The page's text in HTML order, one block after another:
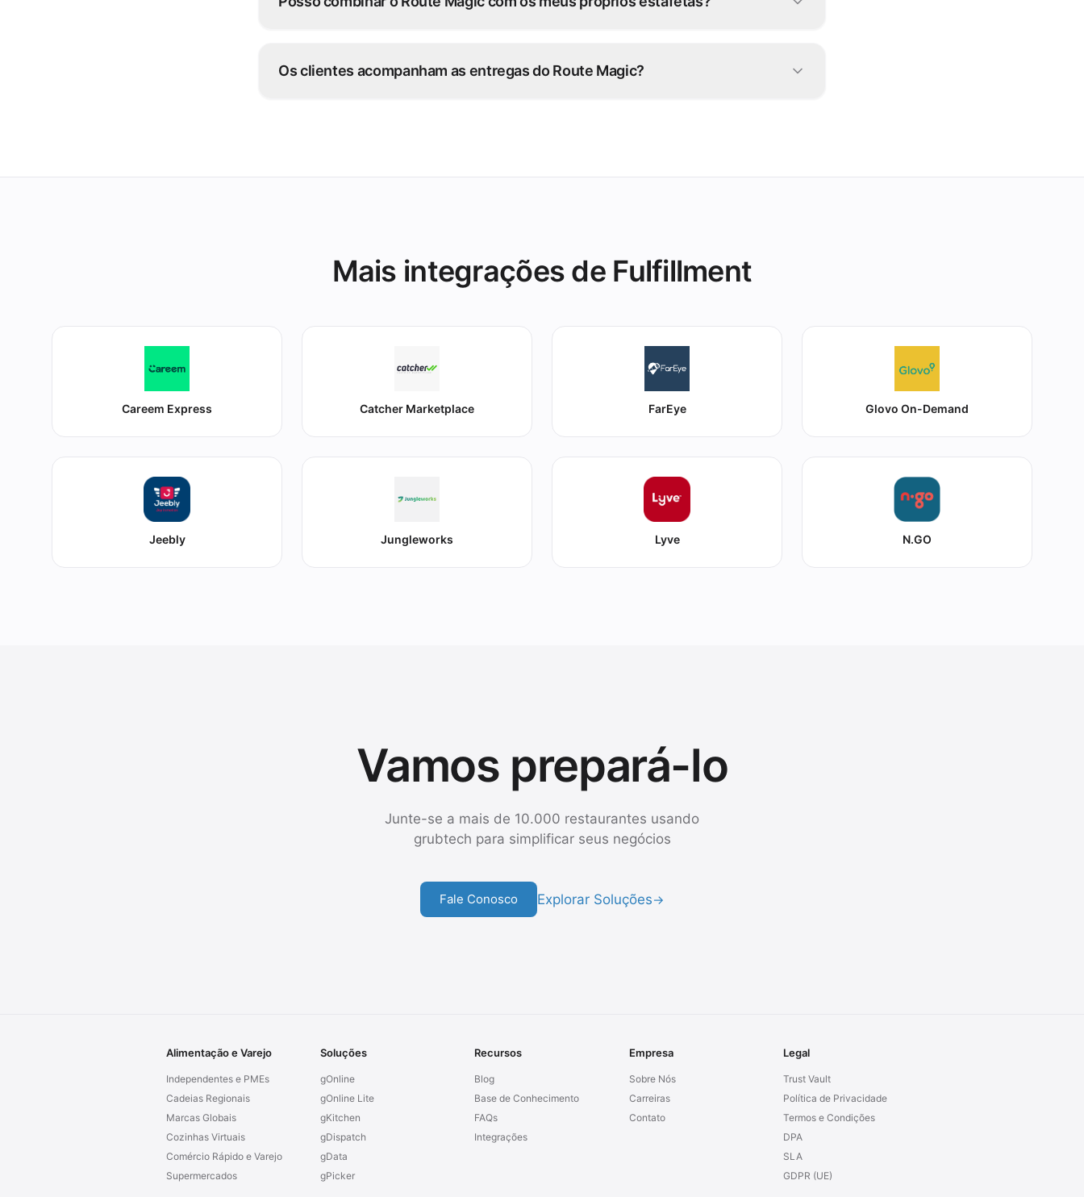
Os clientes acompanham as entregas do Route Magic?
Mais integrações de Fulfillment
Careem Express Catcher Marketplace FarEye Glovo On-Demand
Jeebly Jungleworks Lyve N.GO
Vamos prepará-lo
Junte-se a mais de 10.000 restaurantes usando
grubtech para simplificar seus negócios
Fale Conosco Explorar Soluções→
Alimentação e Varejo
Independentes e PMEs
Cadeias Regionais
Marcas Globais
Cozinhas Virtuais
Comércio Rápido e Varejo
Supermercados
Soluções
gOnline
gOnline Lite
gKitchen
gDispatch
gData
gPicker
Recursos
Blog
Base de Conhecimento
FAQs
Integrações
Empresa
Sobre Nós
Carreiras
Contato
Legal
Trust Vault
Política de Privacidade
Termos e Condições
DPA
SLA
GDPR (UE)